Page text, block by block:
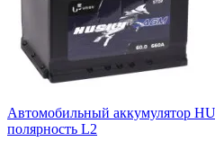
Автомобильный аккумулятор
полярность L2